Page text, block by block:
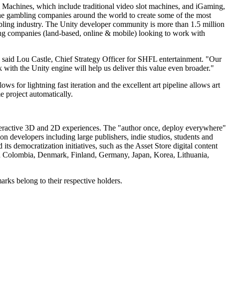
which include traditional video slot machines, and iGaming,
companies around the world to create some of the most
industry. The Unity developer community is more than 1.5 million
companies (land-based, online & mobile) looking to work with
Lou Castle, Chief Strategy Officer for SHFL entertainment. "Our
the Unity engine will help us deliver this value even broader."
for lightning fast iteration and the excellent art pipeline allows art
project automatically.
3D and 2D experiences. The "author once, deploy everywhere"
developers including large publishers, indie studios, students and
democratization initiatives, such as the Asset Store digital content
Denmark, Finland, Germany, Japan, Korea, Lithuania,
belong to their respective holders.